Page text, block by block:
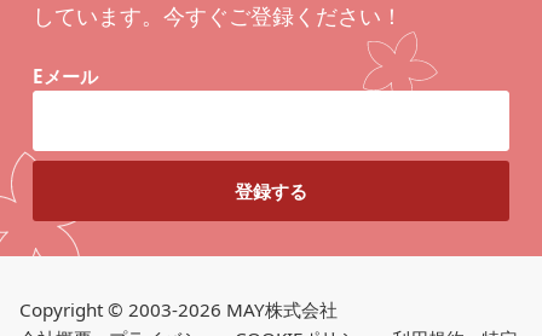
しています。今すぐご登録ください！
Eメール
Copyright © 2003-2026 MAY株式会社